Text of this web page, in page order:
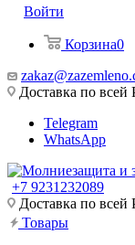
Войти
Корзина0
Доставка по всей
Telegram
WhatsApp
+7 9231232089
Доставка по всей
Товары